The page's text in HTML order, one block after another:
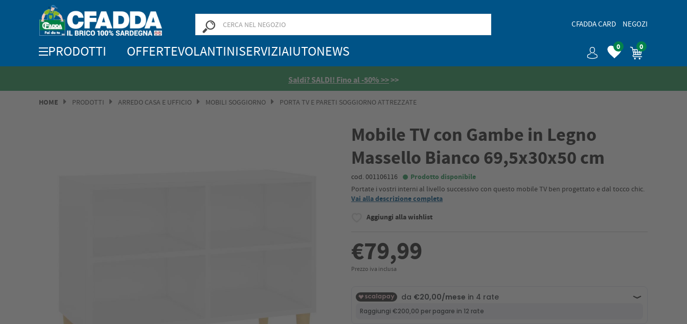
CFADDA CARD NEGOZI
0 0
PRODOTTI OFFERTEVOLANTINISERVIZIAIUTONEWS
Saldi? SALDI! Fino al -50% >>>>
HOME PRODOTTI ARREDO CASA E UFFICIO MOBILI SOGGIORNO PORTA TV E PARETI SOGGIORNO ATTREZZATE
Mobile TV con Gambe in Legno
Massello Bianco 69,5x30x50 cm
cod. 001106116 Prodotto disponibile
Portate i vostri interni al livello successivo con questo mobile TV ben progettato e dal tocco chic.
Vai alla descrizione completa
Aggiungi alla wishlist
€79,99
Prezzo iva inclusa